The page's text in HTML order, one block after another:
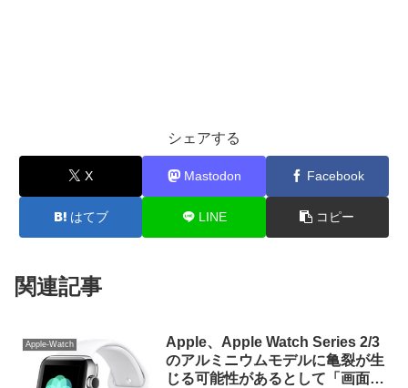
シェアする
X Mastodon Facebook
はてブ LINE コピー
関連記事
Apple-Watch
Apple、Apple Watch Series 2/3
のアルミニウムモデルに亀裂が生
じる可能性があるとして「画面交